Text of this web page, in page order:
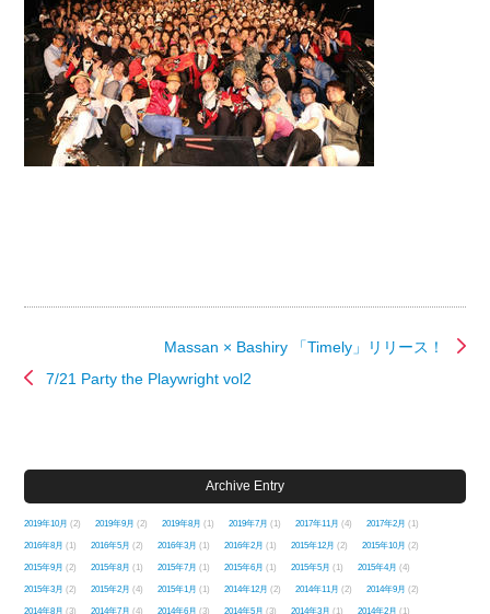
Massan × Bashiry 「Timely」リリース！
7/21 Party the Playwright vol2
Archive Entry
2019年10月 (2) 2019年9月 (2) 2019年8月 (1) 2019年7月 (1) 2017年11月 (4) 2017年2月 (1)
2016年8月 (1) 2016年5月 (2) 2016年3月 (1) 2016年2月 (1) 2015年12月 (2) 2015年10月 (2)
2015年9月 (2) 2015年8月 (1) 2015年7月 (1) 2015年6月 (1) 2015年5月 (1) 2015年4月 (4)
2015年3月 (2) 2015年2月 (4) 2015年1月 (1) 2014年12月 (2) 2014年11月 (2) 2014年9月 (2)
2014年8月 (3) 2014年7月 (4) 2014年6月 (3) 2014年5月 (3) 2014年3月 (1) 2014年2月 (1)